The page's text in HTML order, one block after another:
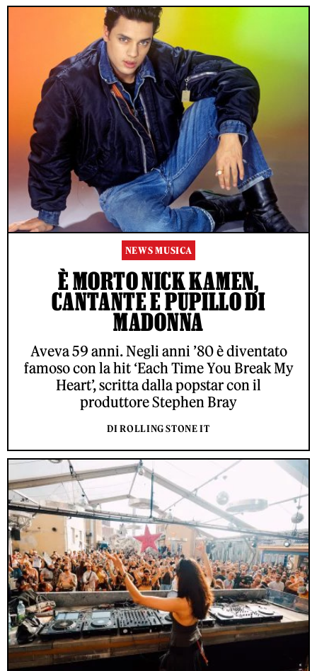
NEWS MUSICA
È MORTO NICK KAMEN,
CANTANTE E PUPILLO DI
MADONNA
Aveva 59 anni. Negli anni ’80 è diventato
famoso con la hit ‘Each Time You Break My
Heart’, scritta dalla popstar con il
produttore Stephen Bray
DI ROLLING STONE IT